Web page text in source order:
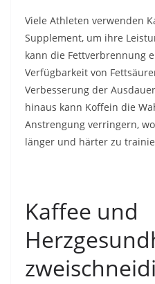
Viele Athleten verwenden
Supplement, um ihre
kann die Fettverbrennung
Verfügbarkeit von
Verbesserung der
hinaus kann Koffein die
Anstrengung verringern,
länger und härter zu
Kaffee und